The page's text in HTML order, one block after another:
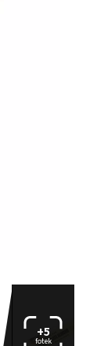
+5
fotek